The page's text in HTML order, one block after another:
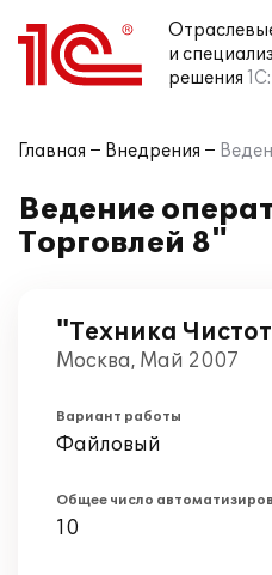
и
решения
Главная Внедрения
Ведение
Торговлей 8"
"Техника
Москва, Май 2007
Вариант работы
Файловый
Общее число
10